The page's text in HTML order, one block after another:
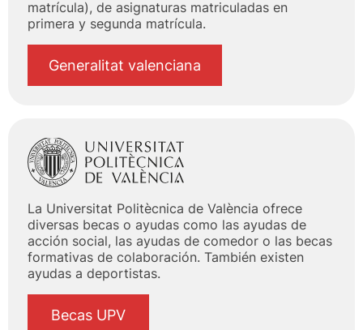
matrícula), de asignaturas matriculadas en
primera y segunda matrícula.
Generalitat valenciana
La Universitat Politècnica de València ofrece
diversas becas o ayudas como las ayudas de
acción social, las ayudas de comedor o las becas
formativas de colaboración. También existen
ayudas a deportistas.
Becas UPV